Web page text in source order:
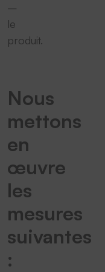
–
le
produit.
Nous
mettons
en
œuvre
les
mesures
suivantes
: